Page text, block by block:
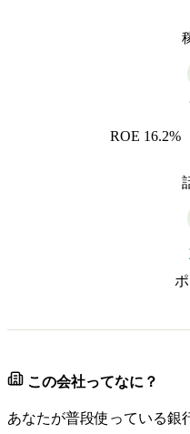
ROE 16.2%
この会社ってなに？
あなたが普段使っている銀